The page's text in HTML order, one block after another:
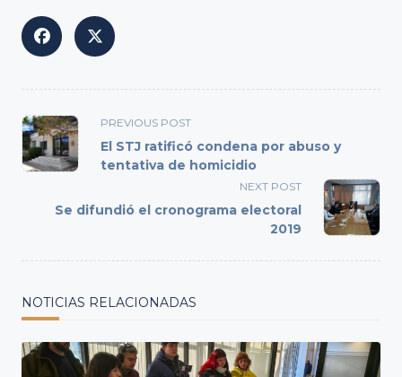
<span
class="nav-
subtitle
reader-
PREVIOUS POST
El STJ ratificó condena por abuso y
tentativa de homicidio
NEXT POST
Se difundió el cronograma electoral
2019
NOTICIAS RELACIONADAS